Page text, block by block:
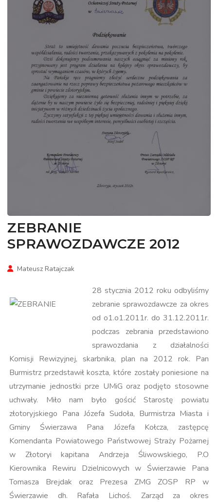
ZEBRANIE
SPRAWOZDAWCZE 2012
Mateusz Ratajczak
28 stycznia 2012 roku odbyliśmy
zebranie sprawozdawcze za okres
od o1.o1.2011r. do 31.12.2011r.
podczas zebrania przedstawiono
sprawozdania z działalności
Komisji Rewizyjnej, skarbnika, plan na 2012 rok. Pan
Burmistrz przedstawił koszta, które zostały poniesione na
utrzymanie jednostki prze UMiG oraz podjęto stosowne
uchwały. Miło nam było gościć Starostę powiatu
złotoryjskiego Pana Józefa Sudoła, Burmistrza Miasta i
Gminy Świerzawa Pana Józefa Kołcza, zastępcę
Komendanta Powiatowego Państwowej Straży Pożarnej
w Złotoryi kapitana Andrzeja Śliwowskiego, P.O
Kierownika Rewiru Dzielnicowych w Świerzawie Pana
Tomasza Brejdak oraz Prezesa ZMG ZOSP RP w
Świerzawie dh. Rafała Lichoś. Zarząd za okres